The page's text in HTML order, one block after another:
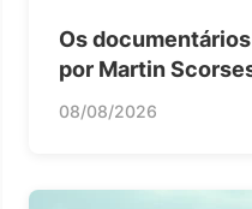
Os
por Martin
08/08/2026